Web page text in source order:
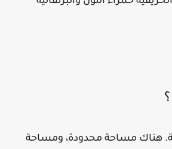
هناك مساحة محدودة، ومساحة